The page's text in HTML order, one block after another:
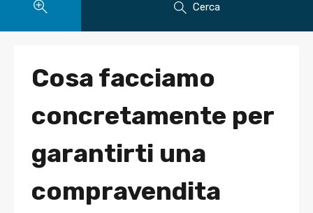
Cerca
Cosa facciamo
concretamente per
garantirti una
compravendita